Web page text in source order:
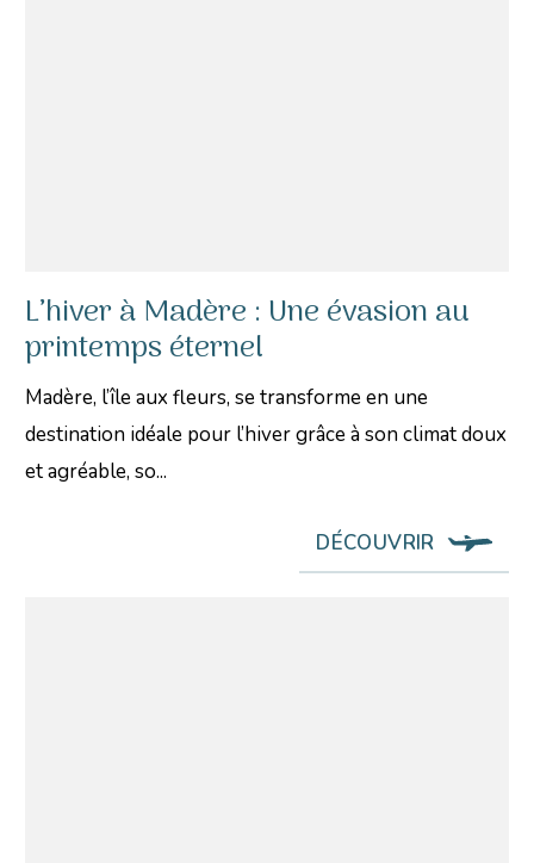
L’hiver à Madère : Une évasion au
printemps éternel
Madère, l’île aux fleurs, se transforme en une
destination idéale pour l’hiver grâce à son climat doux
et agréable, so...
DÉCOUVRIR